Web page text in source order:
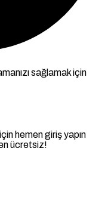
sağlamak için
hemen giriş yapın
ücretsiz!